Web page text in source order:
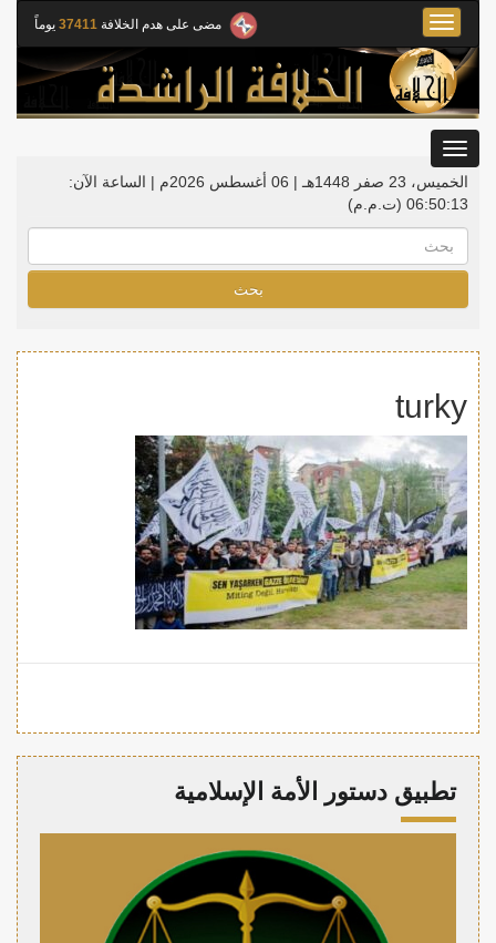
مضى على هدم الخلافة 37411 يوماً
Toggle
navigation
الخميس، 23 صفر 1448هـ | 06 أغسطس 2026م |
الساعة الآن:
06:50:13 (ت.م.م)
بحث
turky
تطبيق دستور الأمة الإسلامية